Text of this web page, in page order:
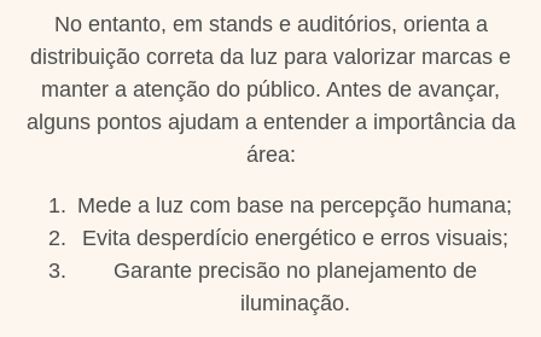
No entanto, em stands e auditórios, orienta a
distribuição correta da luz para valorizar marcas e
manter a atenção do público. Antes de avançar,
alguns pontos ajudam a entender a importância da
área:
Mede a luz com base na percepção humana;
Evita desperdício energético e erros visuais;
Garante precisão no planejamento de
iluminação.